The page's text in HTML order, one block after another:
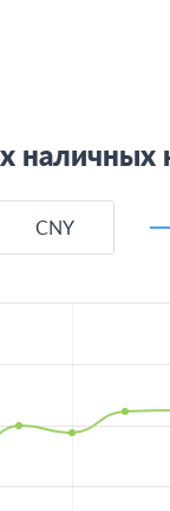
наличных
CNY